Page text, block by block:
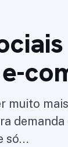
muito
demanda
só…